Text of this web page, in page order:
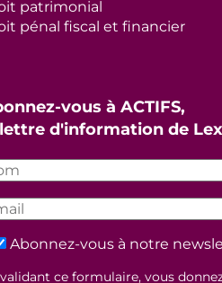
patrimonial
pénal fiscal et financier
vous à ACTIFS,
d'information de
Abonnez-vous à notre
ce formulaire, vous